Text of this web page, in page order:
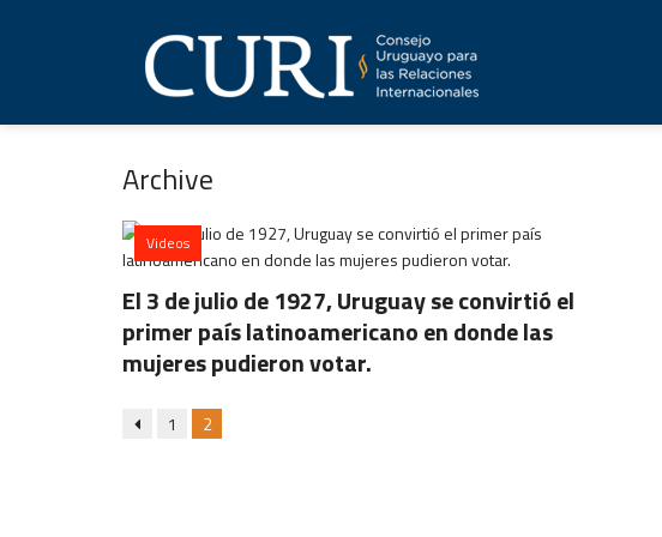
Archive
Videos
El 3 de julio de 1927, Uruguay se convirtió el
primer país latinoamericano en donde las
mujeres pudieron votar.
1 2